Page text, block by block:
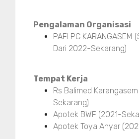
Pengalaman Organisasi
PAFI PC KARANGASEM
Dari 2022-Sekarang)
Tempat Kerja
Rs Balimed
Sekarang)
Apotek BWF (2021-
Apotek Toya Anyar